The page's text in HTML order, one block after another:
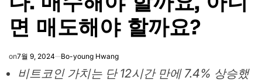
면 매도해야 할까요?
on7월 9, 2024 Bo-young Hwang
비트코인 가치는 단 12시간 만에 7.4% 상승했